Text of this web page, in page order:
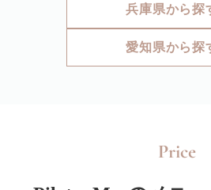
兵庫県から探
愛知県から探
Price